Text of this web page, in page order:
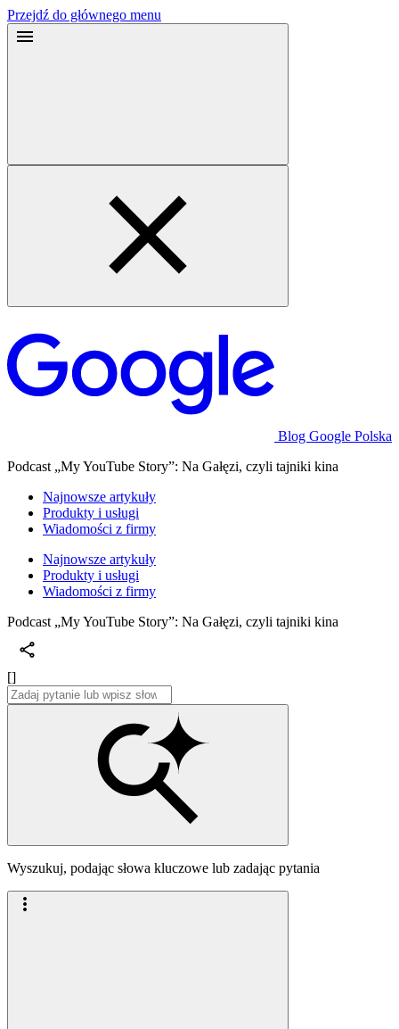
Przejdź do głównego menu
Blog Google Polska
Podcast „My YouTube Story”: Na Gałęzi, czyli tajniki kina
Najnowsze artykuły
Produkty i usługi
Wiadomości z firmy
Najnowsze artykuły
Produkty i usługi
Wiadomości z firmy
Podcast „My YouTube Story”: Na Gałęzi, czyli tajniki kina
[]
Wyszukuj, podając słowa kluczowe lub zadając pytania